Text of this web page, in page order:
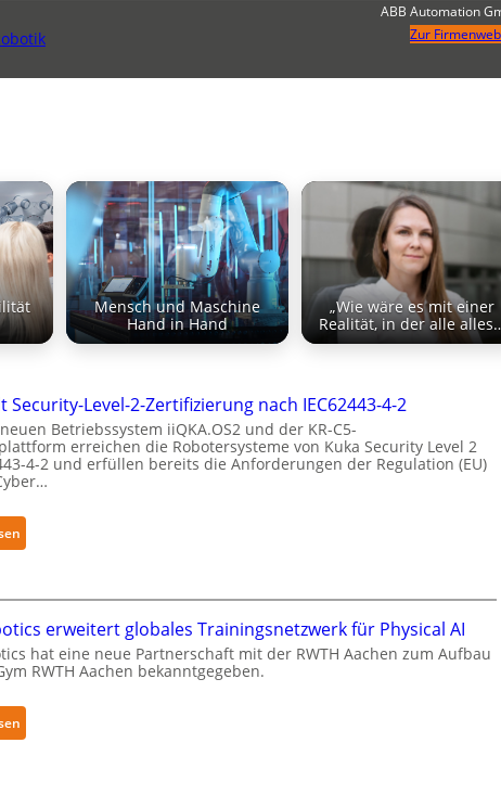
ABB Automation
Zur
Mensch und Maschine
Hand in Hand
„Wie wäre es mit einer
Realität, in der alle
Security-Level-2-Zertifizierung nach IEC62443-4-2
Betriebssystem iiQKA.OS2 und der KR-C5-
erreichen die Robotersysteme von Kuka Security Level 2
4-2 und erfüllen bereits die Anforderungen der Regulation (EU)
:
K
k
a
r
ä
l
erweitert globales Trainingsnetzwerk für Physical AI
hat eine neue Partnerschaft mit der RWTH Aachen zum Aufbau
RWTH Aachen bekanntgegeben.
:
N